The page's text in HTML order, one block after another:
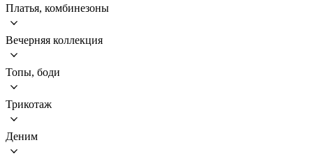
Платья, комбинезоны
Вечерняя коллекция
Топы, боди
Трикотаж
Деним